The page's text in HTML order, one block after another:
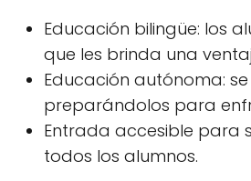
Educación bilingüe: los
que les brinda una
Educación autónoma:
preparándolos para
Entrada accesible para
todos los alumnos.